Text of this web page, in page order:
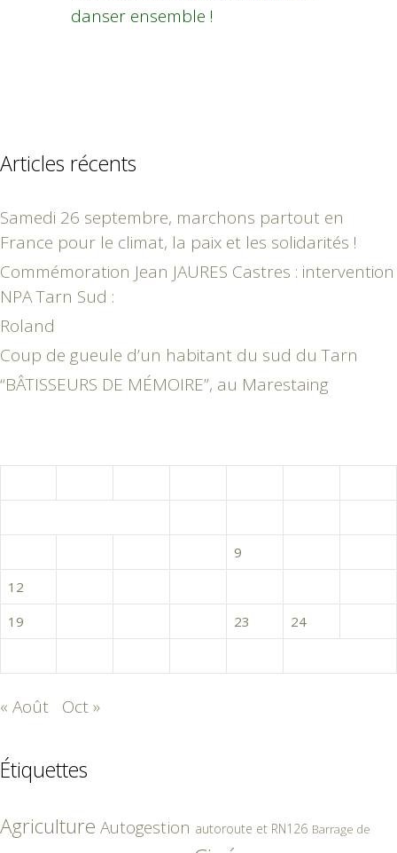
danser ensemble !
Articles récents
Samedi 26 septembre, marchons partout en
France pour le climat, la paix et les solidarités !
Commémoration Jean JAURES Castres : intervention
NPA Tarn Sud :
Roland
Coup de gueule d’un habitant du sud du Tarn
“BÂTISSEURS DE MÉMOIRE”, au Marestaing
9
12
19
23 24
« Août Oct »
Étiquettes
Agriculture Autogestion autoroute et RN126 Barrage de